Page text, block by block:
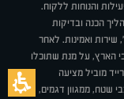
והנוחות ללקוח.
הכנה ובדיקות
שירות ואמינות. לאחר
הארץ, על מנת שתוכלו
מוביל מציעה
שטח, ממגוון דגמים,